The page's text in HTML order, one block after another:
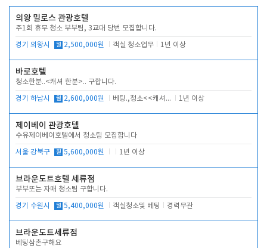
의왕 밀로스 관광호텔
주1회 휴무 청소 부부팀, 3교대 당번 모집합니다.
경기 의왕시 월 2,500,000원 객실 청소업무 1년 이상
바로호텔
청소한분..<캐셔 한분>.. 구합니다.
경기 하남시 월 2,600,000원 베팅.,청소<<캐셔 모셔봅니다. 1년 이상
제이베이 관광호텔
수유제이베이호텔에서 청소팀 모집합니다
서울 강북구 월 5,600,000원 1년 이상
브라운도트호텔 세류점
부부또는 자매 청소팀 구합니다.
경기 수원시 월 5,400,000원 객실청소및 베팅 경력무관
브라운도트세류점
베팅삼촌구해요